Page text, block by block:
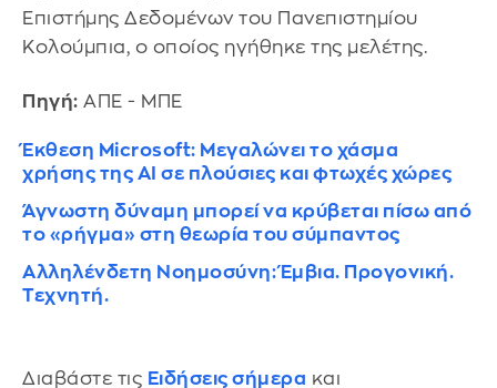
Επιστήμης Δεδομένων του Πανεπιστημίου
Κολούμπια, ο οποίος ηγήθηκε της μελέτης.
Πηγή: ΑΠΕ - ΜΠΕ
Έκθεση Microsoft: Μεγαλώνει το χάσμα
χρήσης της AI σε πλούσιες και φτωχές χώρες
Άγνωστη δύναμη μπορεί να κρύβεται πίσω από
το «ρήγμα» στη θεωρία του σύμπαντος
Αλληλένδετη Νοημοσύνη: Έμβια. Προγονική.
Τεχνητή.
Διαβάστε τις Ειδήσεις σήμερα και